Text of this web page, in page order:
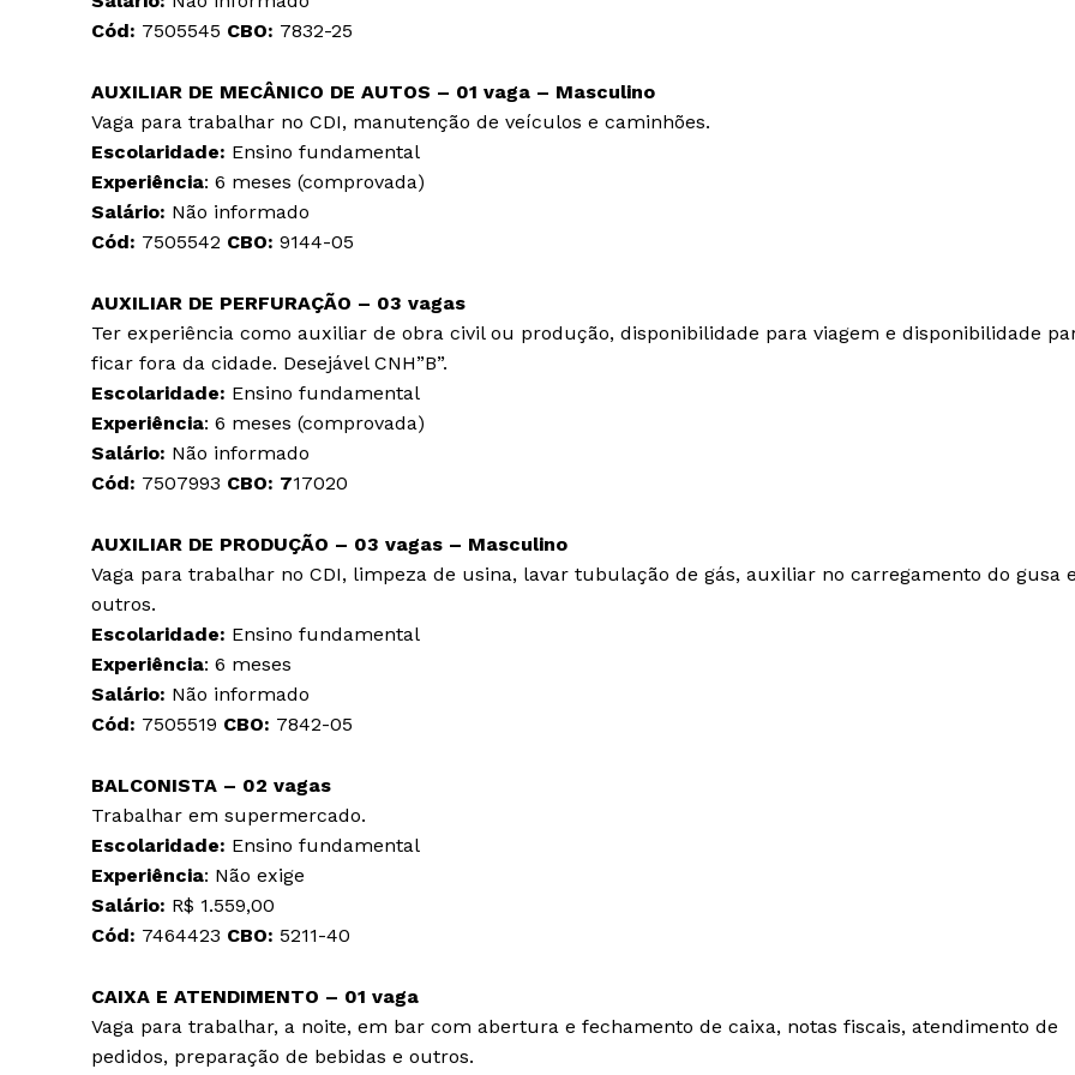
Cód: 7505545 CBO: 7832-25
AUXILIAR DE MECÂNICO DE AUTOS – 01 vaga – Masculino
Vaga para trabalhar no CDI, manutenção de veículos e caminhões.
Escolaridade: Ensino fundamental
Experiência: 6 meses (comprovada)
Salário: Não informado
Cód: 7505542 CBO: 9144-05
AUXILIAR DE PERFURAÇÃO – 03 vagas
Ter experiência como auxiliar de obra civil ou produção, disponibilidade para viagem e disponibilidade
ficar fora da cidade. Desejável CNH”B”.
Escolaridade: Ensino fundamental
Experiência: 6 meses (comprovada)
Salário: Não informado
Cód: 7507993 CBO: 717020
AUXILIAR DE PRODUÇÃO – 03 vagas – Masculino
Vaga para trabalhar no CDI, limpeza de usina, lavar tubulação de gás, auxiliar no carregamento do gusa
outros.
Escolaridade: Ensino fundamental
Experiência: 6 meses
Salário: Não informado
Cód: 7505519 CBO: 7842-05
BALCONISTA – 02 vagas
Trabalhar em supermercado.
Escolaridade: Ensino fundamental
Experiência: Não exige
Salário: R$ 1.559,00
Cód: 7464423 CBO: 5211-40
CAIXA E ATENDIMENTO – 01 vaga
Vaga para trabalhar, a noite, em bar com abertura e fechamento de caixa, notas fiscais, atendimento de
pedidos, preparação de bebidas e outros.